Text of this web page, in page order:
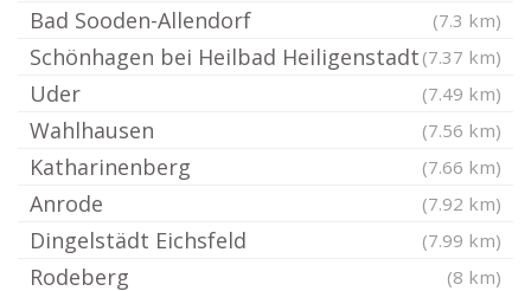
Bad Sooden-Allendorf (7.3 km)
Schönhagen bei Heilbad Heiligenstadt (7.37 km)
Uder (7.49 km)
Wahlhausen (7.56 km)
Katharinenberg (7.66 km)
Anrode (7.92 km)
Dingelstädt Eichsfeld (7.99 km)
Rodeberg (8 km)